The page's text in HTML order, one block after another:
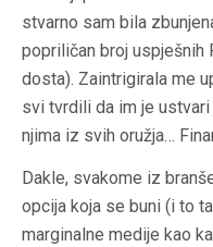
stvarno sam bila
popriličan broj uspješnih
dosta). Zaintrigirala me
svi tvrdili da im je
njima iz svih oružja…
Dakle, svakome iz
opcija koja se buni (i to
marginalne medije kao